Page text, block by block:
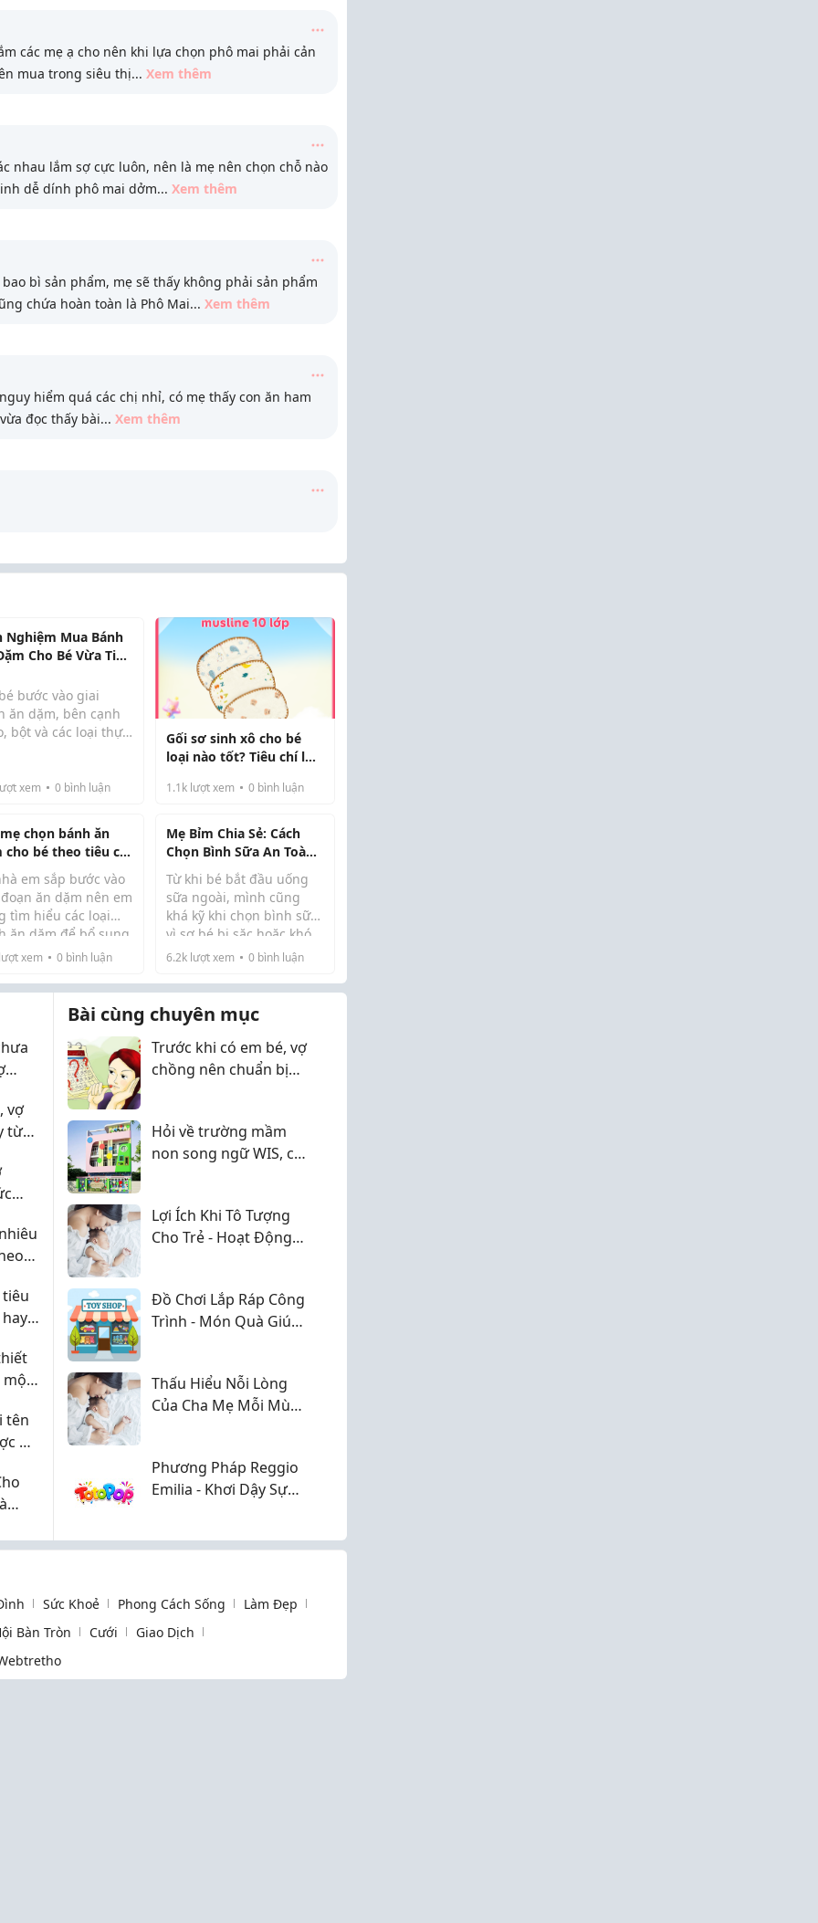
các mẹ ạ cho nên khi lựa chọn phô mai phải cản
mua trong siêu thị... Xem thêm
nhau lắm sợ cực luôn, nên là mẹ nên chọn chỗ nào
dễ dính phô mai dởm... Xem thêm
bì sản phẩm, mẹ sẽ thấy không phải sản phẩm
chứa hoàn toàn là Phô Mai... Xem thêm
hiểm quá các chị nhỉ, có mẹ thấy con ăn ham
đọc thấy bài... Xem thêm
Nghiệm Mua Bánh
Cho Bé Vừa Tiết
bước vào giai
ăn dặm, bên cạnh
bột và các loại thực
phụ huynh lựa
đơn hàng ngày.
chỉ giúp bé làm
xem 0 bình luận
Gối sơ sinh xô cho bé
loại nào tốt? Tiêu chí lựa
nhỏ
1.1klượt xem 0bình luận
chọn bánh ăn
cho bé theo tiêu chí
em sắp bước vào
ăn dặm nên em
tìm hiểu các loại
ăn dặm để bổ sung
đơn cho bé. Tuy
sản phẩm khác
về thành phần, độ
sử dụng cũng...
lượt xem 0 bình luận
Mẹ Bỉm Chia Sẻ: Cách
Chọn Bình Sữa An Toàn
Cho Bé
Từ khi bé bắt đầu uống
sữa ngoài, mình cũng
khá kỹ khi chọn bình sữa
vì sợ bé bị sặc hoặc khó
chịu khi bú. Sau khi tìm
thấy những bình sữa có
thiết kế chống sặc và
chất liệu an t...
6.2klượt xem 0bình luận
vợ
từ
một
tên
ở
Bài cùng chuyên mục
Trước khi có em bé, vợ
chồng nên chuẩn bị
Hỏi về trường mầm
non song ngữ WIS, có
Lợi Ích Khi Tô Tượng
Cho Trẻ - Hoạt Động
Đồ Chơi Lắp Ráp Công
Trình - Món Quà Giúp
Thấu Hiểu Nỗi Lòng
Của Cha Mẹ Mỗi Mùa
Phương Pháp Reggio
Emilia - Khơi Dậy Sự
Sức Khoẻ Phong Cách Sống
Làm Đẹp
Bàn Tròn Cưới
Giao Dịch